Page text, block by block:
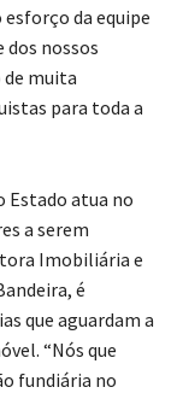
da equipe
nossos
muita
para toda a
Estado atua no
a serem
Imobiliária e
é
que aguardam a
“Nós que
fundiária no